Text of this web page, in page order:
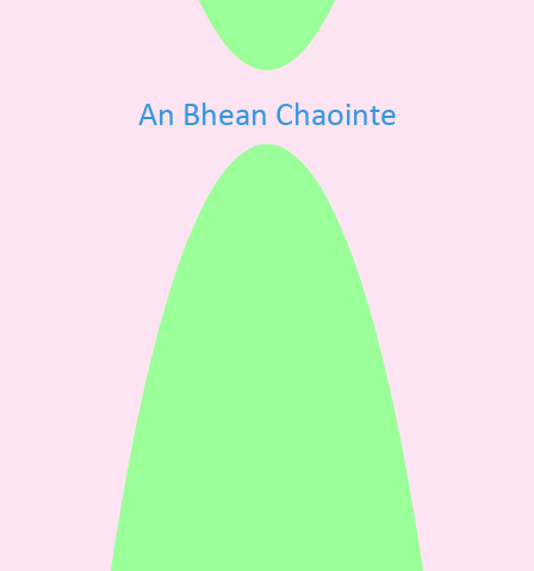
An Bhean Chaointe